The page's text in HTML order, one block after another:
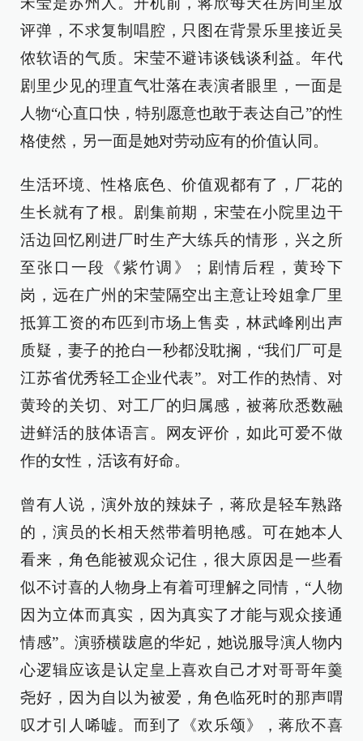
评弹，不求复制唱腔，只图在背景乐里接近吴
侬软语的气质。宋莹不避讳谈钱谈利益。年代
剧里少见的理直气壮落在表演者眼里，一面是
人物“心直口快，特别愿意也敢于表达自己”的性
格使然，另一面是她对劳动应有的价值认同。
生活环境、性格底色、价值观都有了，厂花的
生长就有了根。剧集前期，宋莹在小院里边干
活边回忆刚进厂时生产大练兵的情形，兴之所
至张口一段《紫竹调》；剧情后程，黄玲下
岗，远在广州的宋莹隔空出主意让玲姐拿厂里
抵算工资的布匹到市场上售卖，林武峰刚出声
质疑，妻子的抢白一秒都没耽搁，“我们厂可是
江苏省优秀轻工企业代表”。对工作的热情、对
黄玲的关切、对工厂的归属感，被蒋欣悉数融
进鲜活的肢体语言。网友评价，如此可爱不做
作的女性，活该有好命。
曾有人说，演外放的辣妹子，蒋欣是轻车熟路
的，演员的长相天然带着明艳感。可在她本人
看来，角色能被观众记住，很大原因是一些看
似不讨喜的人物身上有着可理解之同情，“人物
因为立体而真实，因为真实了才能与观众接通
情感”。演骄横跋扈的华妃，她说服导演人物内
心逻辑应该是认定皇上喜欢自己才对哥哥年羹
尧好，因为自以为被爱，角色临死时的那声喟
叹才引人唏嘘。而到了《欢乐颂》，蒋欣不喜